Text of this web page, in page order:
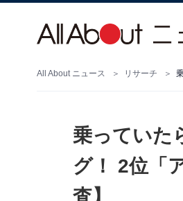
All About ニュース リサーチ
乗っていた
グ！ 2位「
査】